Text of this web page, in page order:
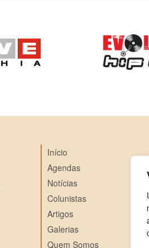
Início
Agendas
Notícias
Colunistas
Artigos
Galerias
Quem Somos